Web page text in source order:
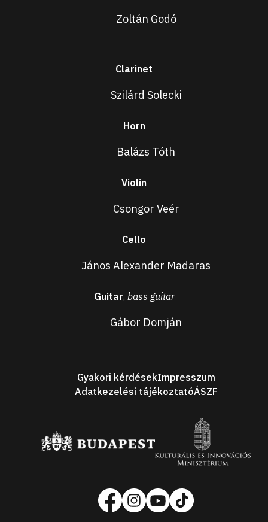
Zoltán Godó
Clarinet
Szilárd Solecki
Horn
Balázs Tóth
Violin
Csongor Veér
Cello
János Alexander Madaras
Guitar, bass guitar
Gábor Domján
Gyakori kérdésekImpresszum
Adatkezelési tájékoztatóÁSZF
Sponsors
Social
media